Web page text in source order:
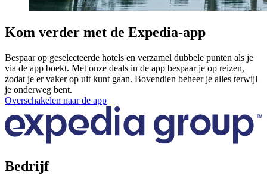
Kom verder met de Expedia-app
Bespaar op geselecteerde hotels en verzamel dubbele punten als je
via de app boekt. Met onze deals in de app bespaar je op reizen,
zodat je er vaker op uit kunt gaan. Bovendien beheer je alles terwijl
je onderweg bent.
Overschakelen naar de app
Bedrijf